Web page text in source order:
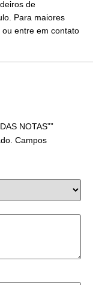
de
Para maiores
entre em contato
NOTAS””
Campos